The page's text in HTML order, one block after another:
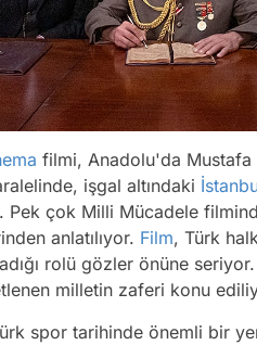
filmi, Anadolu'da Mustafa
işgal altındaki
Pek çok Milli Mücadele
anlatılıyor. Film, Türk
rolü gözler önüne
milletin zaferi konu
spor tarihinde önemli bir